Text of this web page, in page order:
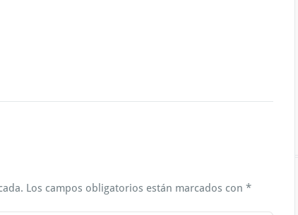
Los campos obligatorios están marcados con *